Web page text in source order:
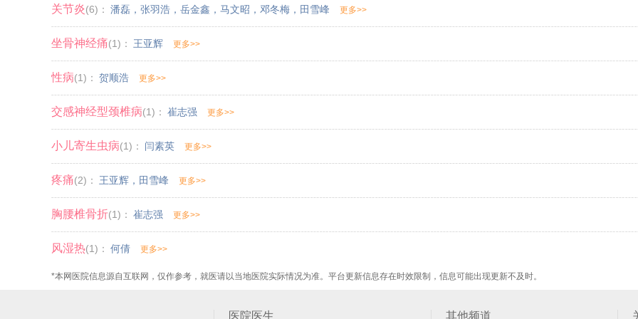
关节炎(6)： 潘磊 ， 张羽浩 ， 岳金鑫 ， 马文昭 ， 邓冬梅 ， 田雪峰 更多>>
坐骨神经痛(1)： 王亚辉 更多>>
性病(1)： 贺顺浩 更多>>
交感神经型颈椎病(1)： 崔志强 更多>>
小儿寄生虫病(1)： 闫素英 更多>>
疼痛(2)： 王亚辉 ， 田雪峰 更多>>
胸腰椎骨折(1)： 崔志强 更多>>
风湿热(1)： 何倩 更多>>
*本网医院信息源自互联网，仅作参考，就医请以当地医院实际情况为准。平台更新信息存在时效限制，信息可能出现更新不及时。
医院医生 其他频道